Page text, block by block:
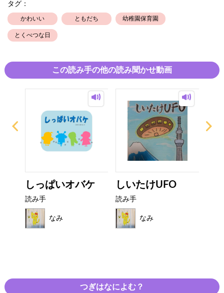
タグ：
かわいい ともだち 幼稚園保育園
とくべつな日
この読み手の他の読み聞かせ動画
しっぱいオバケ
読み手
なみ
しいたけUFO
読み手
なみ
つぎはなによむ？